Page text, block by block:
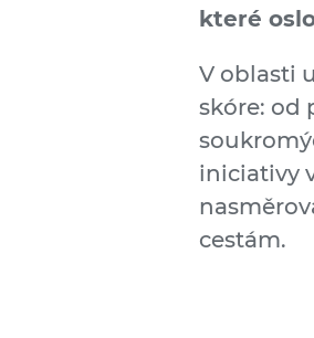
které
V oblasti
skóre: od
iniciativy
cestám.